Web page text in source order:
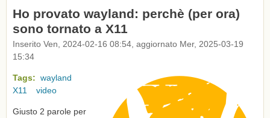
Ho provato wayland: perchè (per ora)
sono tornato a X11
Inserito Ven, 2024-02-16 08:54, aggiornato Mer, 2025-03-19
15:34
Tags: wayland
X11
video
Giusto 2 parole per